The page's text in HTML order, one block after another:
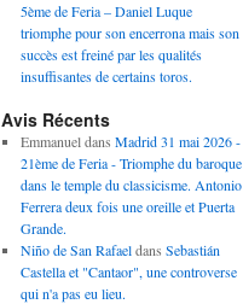
5ème de Feria – Daniel Luque
triomphe pour son encerrona mais son
succès est freiné par les qualités
insuffisantes de certains toros.
Avis Récents
Emmanueldans Madrid 31 mai 2026 -
21ème de Feria - Triomphe du baroque
dans le temple du classicisme. Antonio
Ferrera deux fois une oreille et Puerta
Grande.
Niño de San Rafaeldans Sebastián
Castella et "Cantaor", une controverse
qui n'a pas eu lieu.